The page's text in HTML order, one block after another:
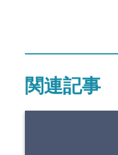
関連記事